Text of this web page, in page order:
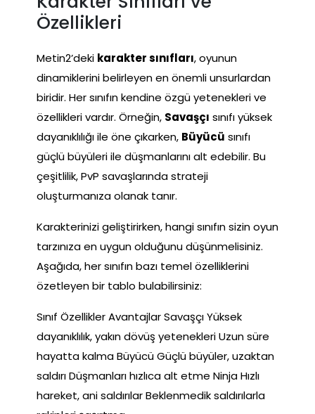
Özellikleri
Metin2’deki karakter sınıfları, oyunun
dinamiklerini belirleyen en önemli unsurlardan
biridir. Her sınıfın kendine özgü yetenekleri ve
özellikleri vardır. Örneğin, Savaşçı sınıfı yüksek
dayanıklılığı ile öne çıkarken, Büyücü sınıfı
güçlü büyüleri ile düşmanlarını alt edebilir. Bu
çeşitlilik, PvP savaşlarında strateji
oluşturmanıza olanak tanır.
Karakterinizi geliştirirken, hangi sınıfın sizin oyun
tarzınıza en uygun olduğunu düşünmelisiniz.
Aşağıda, her sınıfın bazı temel özelliklerini
özetleyen bir tablo bulabilirsiniz:
Sınıf Özellikler Avantajlar Savaşçı Yüksek
dayanıklılık, yakın dövüş yetenekleri Uzun süre
hayatta kalma Büyücü Güçlü büyüler, uzaktan
saldırı Düşmanları hızlıca alt etme Ninja Hızlı
hareket, ani saldırılar Beklenmedik saldırılarla